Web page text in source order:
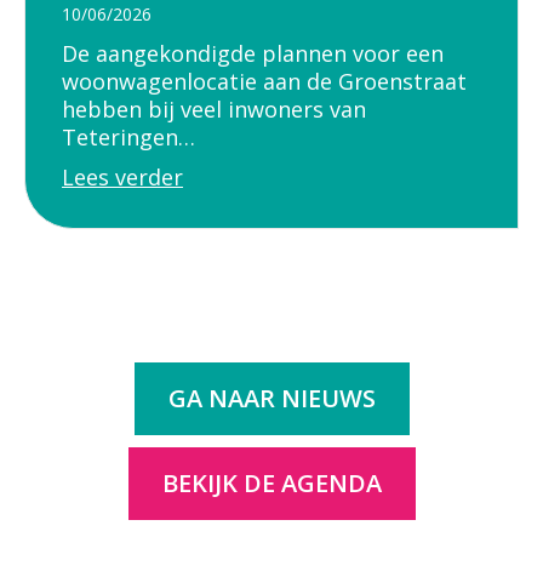
10/06/2026
De aangekondigde plannen voor een
woonwagenlocatie aan de Groenstraat
hebben bij veel inwoners van
Teteringen…
Lees verder
GA NAAR NIEUWS
BEKIJK DE AGENDA